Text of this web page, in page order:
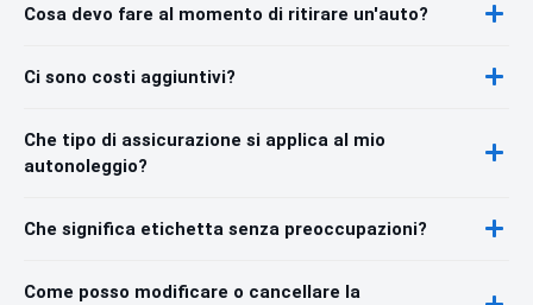
Cosa devo fare al momento di ritirare un'auto?
Ci sono costi aggiuntivi?
Che tipo di assicurazione si applica al mio
autonoleggio?
Che significa etichetta senza preoccupazioni?
Come posso modificare o cancellare la